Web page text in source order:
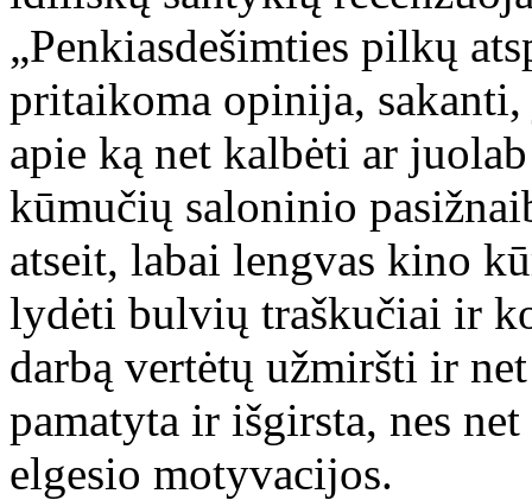
„Penkiasdešimties pilkų
pritaikoma opinija,
apie ką net kalbėti ar
kūmučių saloninio
atseit, labai lengvas kino
lydėti bulvių traškučiai ir
darbą vertėtų užmiršti ir
pamatyta ir išgirsta, nes
elgesio motyvacijos.